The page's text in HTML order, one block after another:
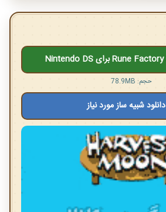
حجم: 78.9MB
دانلود شبیه ساز مورد نیاز